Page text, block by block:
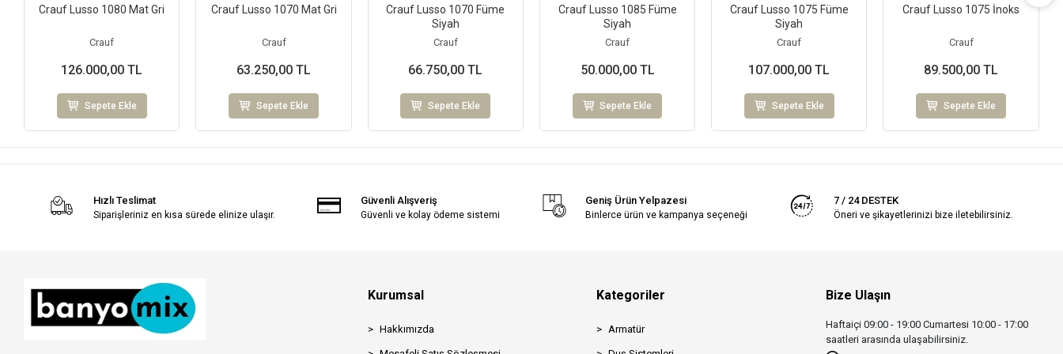
Crauf Lusso 1080 Mat Gri
Crauf
126.000,00 TL
Sepete Ekle
Crauf Lusso 1070 Mat Gri
Crauf
63.250,00 TL
Sepete Ekle
Crauf Lusso 1070 Füme
Siyah
Crauf
66.750,00 TL
Sepete Ekle
Crauf Lusso 1085 Füme
Siyah
Crauf
50.000,00 TL
Sepete Ekle
Crauf Lusso 1075 Füme
Siyah
Crauf
107.000,00 TL
Sepete Ekle
Crauf Lusso 1075 İnoks
Crauf
89.500,00 TL
Sepete Ekle
Hızlı Teslimat
Siparişleriniz en kısa sürede elinize ulaşır.
Güvenli Alışveriş
Güvenli ve kolay ödeme sistemi
Geniş Ürün Yelpazesi
Binlerce ürün ve kampanya seçeneği
7 / 24 DESTEK
Öneri ve şikayetlerinizi bize iletebilirsiniz.
Kurumsal
Hakkımızda
Kategoriler
Armatür
Bize Ulaşın
Haftaiçi 09:00 - 19:00 Cumartesi 10:00 - 17:00
saatleri arasında ulaşabilirsiniz.